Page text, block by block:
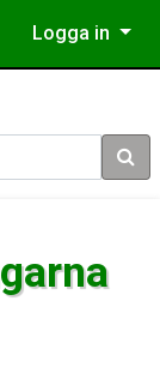
Logga in
Sök